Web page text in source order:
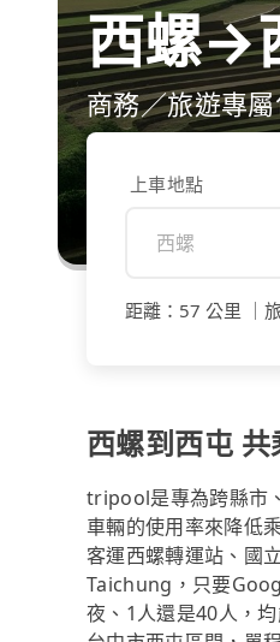
西螺→
商務／旅遊專
上車地點
距離 ： 57 公里
西螺到西屯
tripool是專為跨縣市
車輛的使用率來降低
客運西螺轉運站、國
Taichung，只要
夜、1人還是40人，